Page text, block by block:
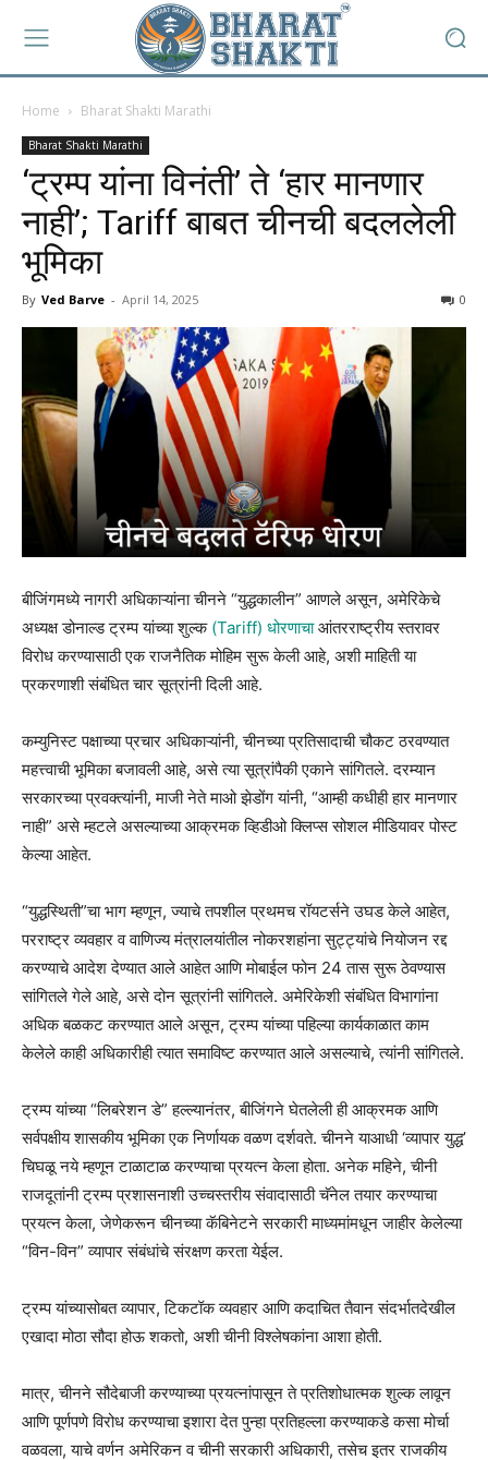
Home Bharat Shakti Marathi
Bharat Shakti Marathi
‘ट्रम्प यांना विनंती’ ते ‘हार मानणार
नाही’; Tariff बाबत चीनची बदललेली
भूमिका
By Ved Barve - April 14, 2025 0
बीजिंगमध्ये नागरी अधिकाऱ्यांना चीनने “युद्धकालीन” आणले असून, अमेरिकेचे
अध्यक्ष डोनाल्ड ट्रम्प यांच्या शुल्क (Tariff) धोरणाचाआंतरराष्ट्रीय स्तरावर
विरोध करण्यासाठी एक राजनैतिक मोहिम सुरू केली आहे, अशी माहिती या
प्रकरणाशी संबंधित चार सूत्रांनी दिली आहे.
कम्युनिस्ट पक्षाच्या प्रचार अधिकाऱ्यांनी, चीनच्या प्रतिसादाची चौकट ठरवण्यात
महत्त्वाची भूमिका बजावली आहे, असे त्या सूत्रांपैकी एकाने सांगितले. दरम्यान
सरकारच्या प्रवक्त्यांनी, माजी नेते माओ झेडोंग यांनी, “आम्ही कधीही हार मानणार
नाही” असे म्हटले असल्याच्या आक्रमक व्हिडीओ क्लिप्स सोशल मीडियावर पोस्ट
केल्या आहेत.
“युद्धस्थिती”चा भाग म्हणून, ज्याचे तपशील प्रथमच रॉयटर्सने उघड केले आहेत,
परराष्ट्र व्यवहार व वाणिज्य मंत्रालयांतील नोकरशहांना सुट्ट्यांचे नियोजन रद्द
करण्याचे आदेश देण्यात आले आहेत आणि मोबाईल फोन 24 तास सुरू ठेवण्यास
सांगितले गेले आहे, असे दोन सूत्रांनी सांगितले. अमेरिकेशी संबंधित विभागांना
अधिक बळकट करण्यात आले असून, ट्रम्प यांच्या पहिल्या कार्यकाळात काम
केलेले काही अधिकारीही त्यात समाविष्ट करण्यात आले असल्याचे, त्यांनी सांगितले.
ट्रम्प यांच्या “लिबरेशन डे” हल्ल्यानंतर, बीजिंगने घेतलेली ही आक्रमक आणि
सर्वपक्षीय शासकीय भूमिका एक निर्णायक वळण दर्शवते. चीनने याआधी ‘व्यापार युद्ध’
चिघळू नये म्हणून टाळाटाळ करण्याचा प्रयत्न केला होता. अनेक महिने, चीनी
राजदूतांनी ट्रम्प प्रशासनाशी उच्चस्तरीय संवादासाठी चॅनेल तयार करण्याचा
प्रयत्न केला, जेणेकरून चीनच्या कॅबिनेटने सरकारी माध्यमांमधून जाहीर केलेल्या
“विन-विन” व्यापार संबंधांचे संरक्षण करता येईल.
ट्रम्प यांच्यासोबत व्यापार, टिकटॉक व्यवहार आणि कदाचित तैवान संदर्भातदेखील
एखादा मोठा सौदा होऊ शकतो, अशी चीनी विश्लेषकांना आशा होती.
मात्र, चीनने सौदेबाजी करण्याच्या प्रयत्नांपासून ते प्रतिशोधात्मक शुल्क लावून
आणि पूर्णपणे विरोध करण्याचा इशारा देत पुन्हा प्रतिहल्ला करण्याकडे कसा मोर्चा
वळवला, याचे वर्णन अमेरिकन व चीनी सरकारी अधिकारी, तसेच इतर राजकीय